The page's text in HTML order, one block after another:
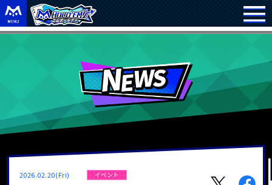
2026.02.20(Fri) イベント